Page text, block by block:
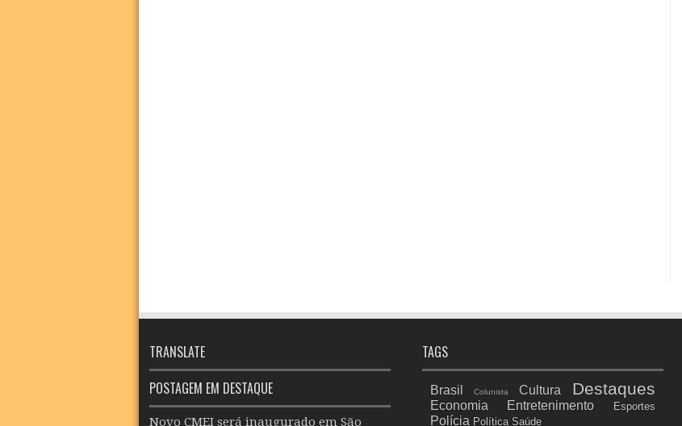
TRANSLATE
POSTAGEM EM DESTAQUE
Novo CMEI será inaugurado em São
TAGS
Brasil Colunista Cultura Destaques
Economia Entretenimento Esportes
Polícia Política Saúde